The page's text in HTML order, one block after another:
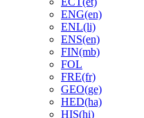
ENG(en)
ENL(li)
ENS(en)
FIN(mb)
FOL
FRE(fr)
GEO(ge)
HED(ha)
HIS(hi)